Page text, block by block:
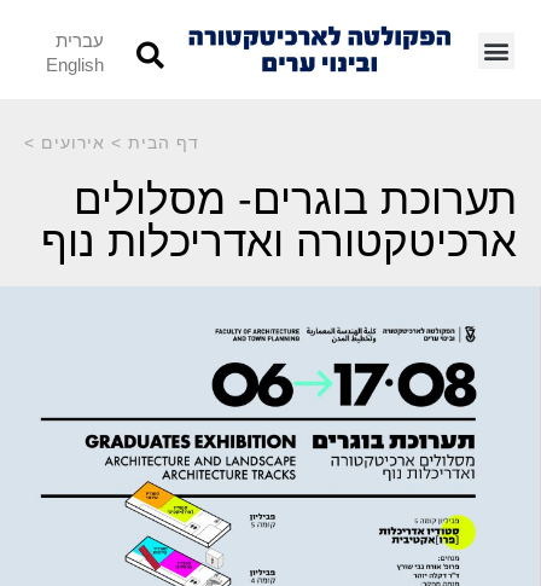
עברית
English
דף הבית > אירועים >
תערוכת בוגרים- מסלולים
ארכיטקטורה ואדריכלות נוף